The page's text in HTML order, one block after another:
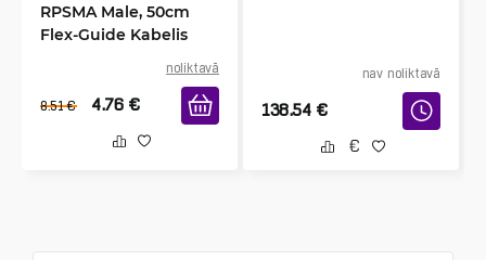
RPSMA Male, 50cm
Flex-Guide Kabelis
noliktavā
8.51 € 4.76 €
nav noliktavā
138.54 €